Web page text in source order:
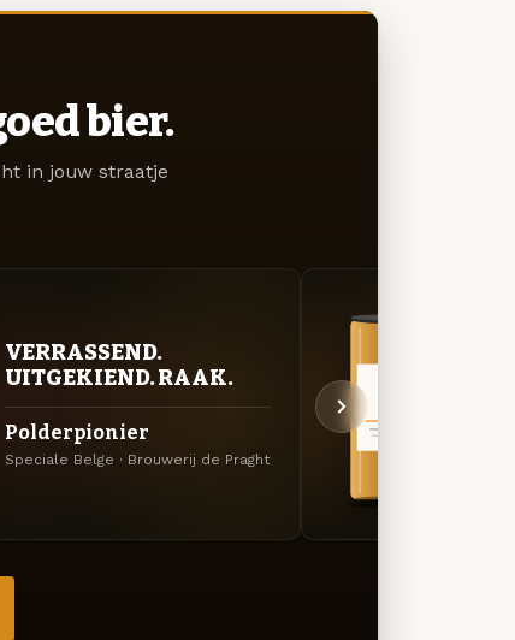
bier.
in jouw straatje
VERRASSEND.
UITGEKIEND. RAAK.
Polderpionier
Speciale Belge · Brouwerij de Praght